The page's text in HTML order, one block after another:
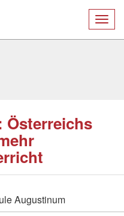
Österreichs
Augustinum